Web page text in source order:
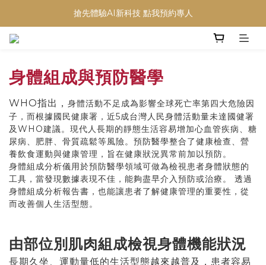
搶先體驗AI新科技 點我預約專人
身體組成與預防醫學
WHO指出， 身體活動不足成為影響全球死亡率第四大危險因
子，而根據國民健康署，近5成台灣人民身體活動量未達國健署
及WHO建議。現代人長期的靜態生活容易增加心血管疾病、糖
尿病、肥胖、骨質疏鬆等風險。預防醫學整合了健康檢查、營
養飲食運動與健康管理，旨在健康狀況異常前加以預防。
身體組成分析儀用於預防醫學領域可做為檢視患者身體狀態的
工具，當發現數據表現不佳，能夠盡早介入預防或治療。 透過
身體組成分析報告書，也能讓患者了解健康管理的重要性，從
而改善個人生活型態。
由部位別肌肉組成檢視身體機能狀況
長期久坐、運動量低的生活型態越來越普及，患者容易